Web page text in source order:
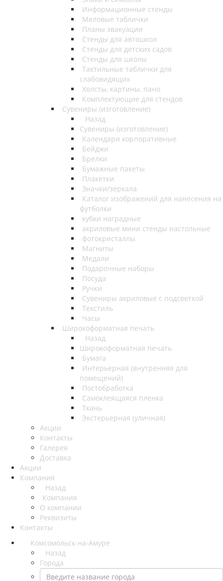
Информационные стенды
Меловые таблички
Планы эвакуации
Стенды для автошкол
Стенды для детских садов
Стенды для школы
Тактильные таблички для
слабовидящих
Холсты, картины, пано
Комплектующие для стендов
Сувениры (изготовление)
Назад
Сувениры (изготовление)
Календари корпоративные
Бейджи
Брелки
Бумажные пакеты
Плакетки
Значки/зеркала
Каталог изображений для нанесения на
футболки
кубки наградные
акриловые мини стенды настольные
фотокристаллы
Магниты
Медали
Подарочные наборы
Посуда
Ручки
Сувениры акриловые с подсветкой
Текстиль
Часы
Широкоформатная печать
Назад
Широкоформатная печать
Бумага
Интерьерная (внутренняя для
помещений)
Постобработка
Самоклеящаяся пленка
Ткань
Экстерьерная (уличная)
Акции
Контакты
Галерея
Доставка
Акции
Компания
Назад
Компания
О компании
Реквизиты
Контакты
Комсомольск-на-Амуре
Назад
Города